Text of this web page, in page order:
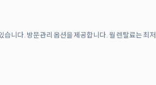
니다. 방문관리 옵션을 제공합니다. 월 렌탈료는 최